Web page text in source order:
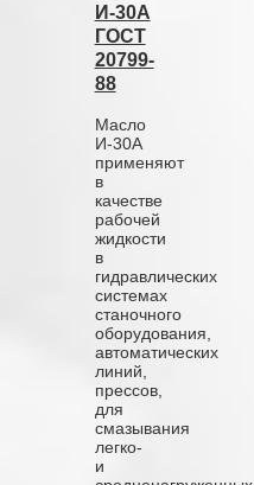
И-30А
ГОСТ
20799-
88
Масло
И-30А
применяют
в
качестве
рабочей
жидкости
в
гидравлических
системах
станочного
оборудования,
автоматических
линий,
прессов,
для
смазывания
легко-
и